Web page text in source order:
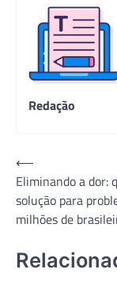
Redação
Navegação
de
Post
⟵
Eliminando a dor:
solução para
milhões de